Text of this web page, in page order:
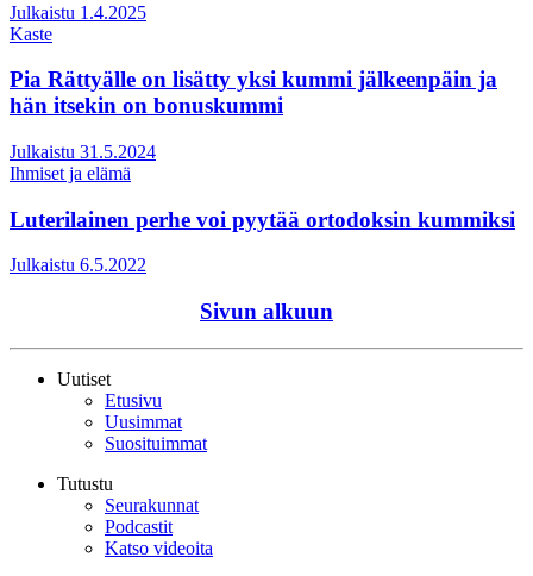
Julkaistu 1.4.2025
Kaste
Pia Rättyälle on lisätty yksi kummi jälkeenpäin ja
hän itsekin on bonuskummi
Julkaistu 31.5.2024
Ihmiset ja elämä
Luterilainen perhe voi pyytää ortodoksin kummiksi
Julkaistu 6.5.2022
Sivun alkuun
Uutiset
Etusivu
Uusimmat
Suosituimmat
Tutustu
Seurakunnat
Podcastit
Katso videoita